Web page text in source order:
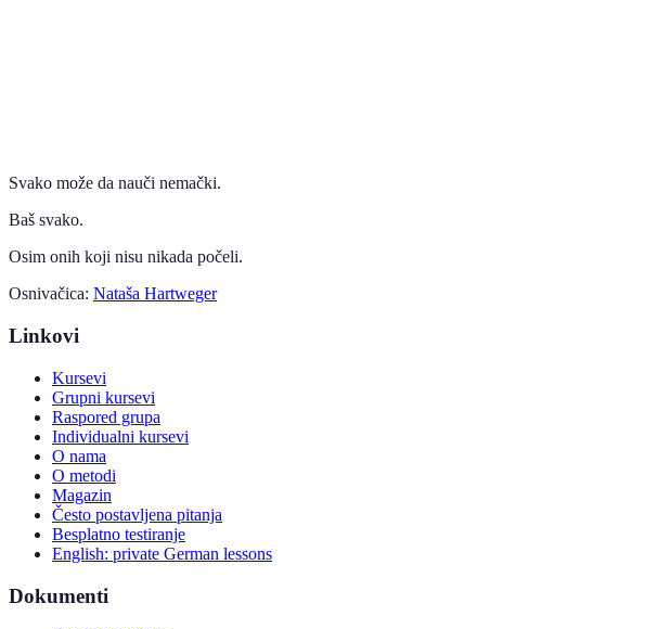
Svako može da nauči nemački.
Baš svako.
Osim onih koji nisu nikada počeli.
Osnivačica: Nataša Hartweger
Linkovi
Kursevi
Grupni kursevi
Raspored grupa
Individualni kursevi
O nama
O metodi
Magazin
Često postavljena pitanja
Besplatno testiranje
English: private German lessons
Dokumenti